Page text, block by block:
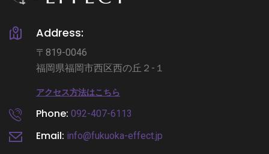
Address:
〒819-0046
福岡県福岡市西区西の丘２-１
アクセス方法はこちら
Phone: 092-407-6113
Email: info@fukuoka-effect.jp